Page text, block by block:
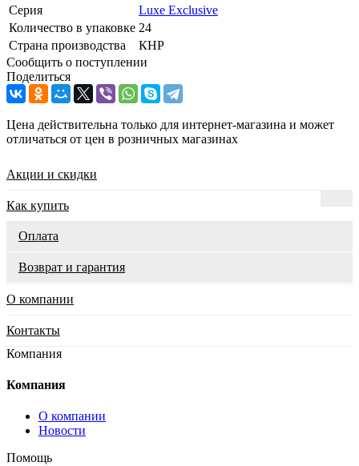
Серия
Luxe Exclusive
Количество в упаковке 24
Страна производства
КНР
Сообщить о поступлении
Поделиться
Цена действительна только для интернет-магазина и может
отличаться от цен в розничных магазинах
Акции и скидки
Как купить
Оплата
Возврат и гарантия
О компании
Контакты
Компания
Компания
О компании
Новости
Помощь